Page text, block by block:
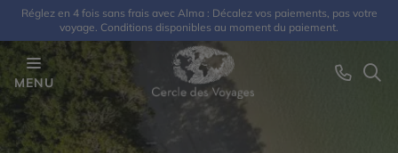
Réglez en 4 fois sans frais avec Alma : Décalez vos paiements, pas votre
voyage. Conditions disponibles au moment du paiement.
MENU